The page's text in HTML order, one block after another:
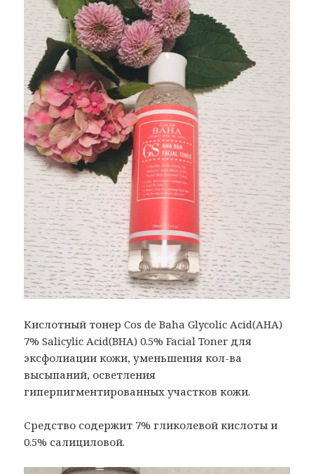
Кислотный тонер Cos de Baha Glycolic Acid(AHA)
7% Salicylic Acid(BHA) 0.5% Facial Toner для
эксфолиации кожи, уменьшения кол-ва
высыпаний, осветления
гиперпигментированных участков кожи.
Средство содержит 7% гликолевой кислоты и
0.5% салициловой.